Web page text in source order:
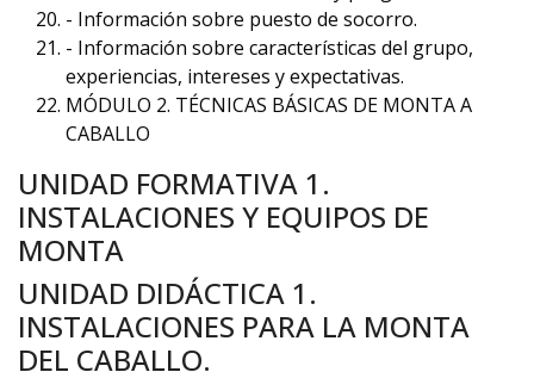
- Información sobre puesto de socorro.
- Información sobre características del grupo,
experiencias, intereses y expectativas.
MÓDULO 2. TÉCNICAS BÁSICAS DE MONTA A
CABALLO
UNIDAD FORMATIVA 1.
INSTALACIONES Y EQUIPOS DE
MONTA
UNIDAD DIDÁCTICA 1.
INSTALACIONES PARA LA MONTA
DEL CABALLO.